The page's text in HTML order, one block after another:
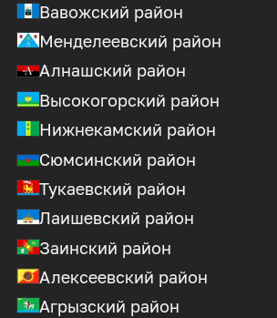
Вавожский район
Менделеевский район
Алнашский район
Высокогорский район
Нижнекамский район
Сюмсинский район
Тукаевский район
Лаишевский район
Заинский район
Алексеевский район
Агрызский район